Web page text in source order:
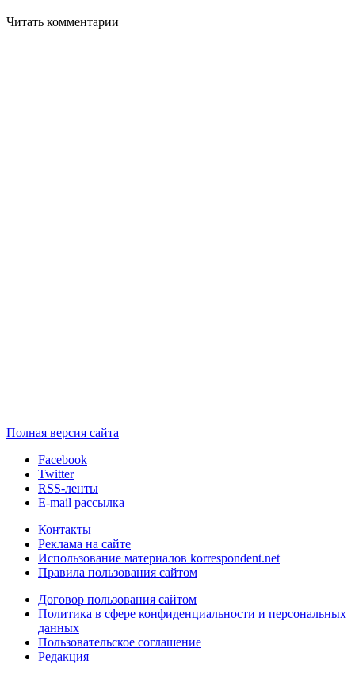
Читать комментарии
Полная версия сайта
Facebook
Twitter
RSS-ленты
E-mail рассылка
Контакты
Реклама на сайте
Использование материалов korrespondent.net
Правила пользования сайтом
Договор пользования сайтом
Политика в сфере конфиденциальности и персональных
данных
Пользовательское соглашение
Редакция